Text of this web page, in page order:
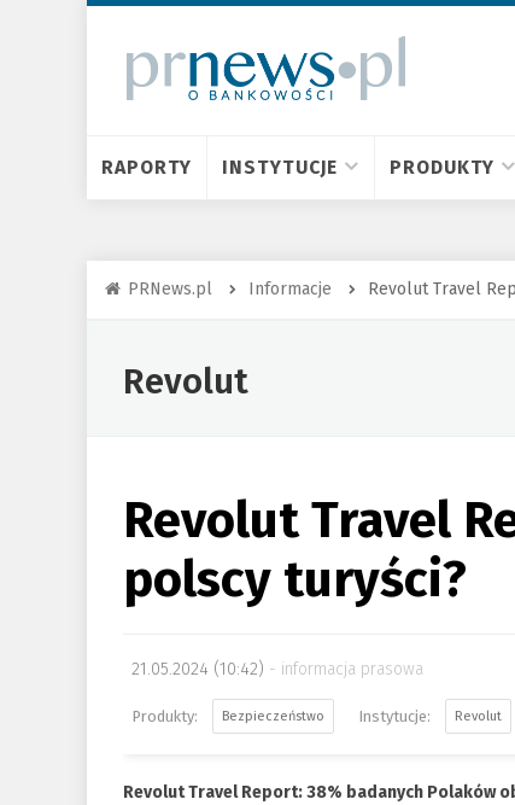
RAPORTY INSTYTUCJE PRODUKTY
PRNews.pl Informacje Revolut Travel
Revolut
Revolut Travel
polscy turyści?
21.05.2024 (10:42) informacja prasowa
Bezpieczeństwo Revolut
Revolut Travel Report: 38% badanych Polaków